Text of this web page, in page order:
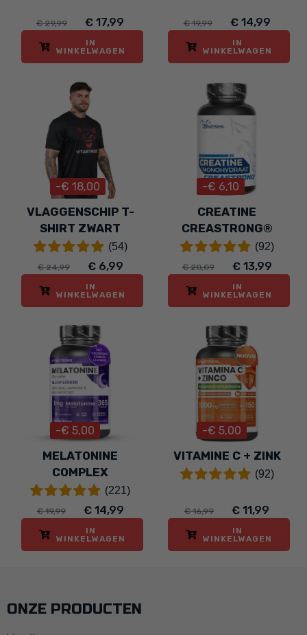
€ 29,99 € 17,99
IN
WINKELWAGEN
€ 19,99 € 14,99
IN
WINKELWAGEN
VLAGGENSCHIP T-
SHIRT ZWART
(54)
€ 24,99 € 6,99
-€ 18,00
IN
WINKELWAGEN
CREATINE
CREASTRONG®
(92)
€ 20,09 € 13,99
-€ 6,10
IN
WINKELWAGEN
MELATONINE
COMPLEX
(221)
€ 19,99 € 14,99
-€ 5,00
IN
WINKELWAGEN
VITAMINE C + ZINK
(92)
€ 16,99 € 11,99
-€ 5,00
IN
WINKELWAGEN
ONZE PRODUCTEN